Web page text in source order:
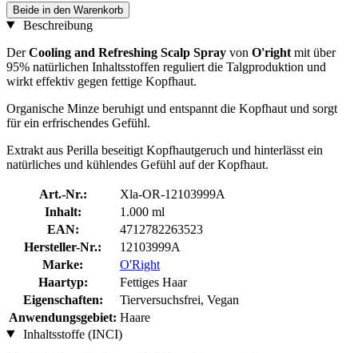
Beide in den Warenkorb
Beschreibung
DerCooling and Refreshing Scalp Spray von O'right mit über
95% natürlichen Inhaltsstoffen reguliert die Talgproduktion und
wirkt effektiv gegen fettige Kopfhaut.
Organische Minze beruhigt und entspannt die Kopfhaut und sorgt
für ein erfrischendes Gefühl.
Extrakt aus Perilla beseitigt Kopfhautgeruch und hinterlässt ein
natürliches und kühlendes Gefühl auf der Kopfhaut.
Art.-Nr.:
Xla-OR-12103999A
Inhalt:
1.000 ml
EAN:
4712782263523
Hersteller-Nr.:
12103999A
Marke:
O'Right
Haartyp:
Fettiges Haar
Eigenschaften:
Tierversuchsfrei, Vegan
Anwendungsgebiet: Haare
Inhaltsstoffe (INCI)